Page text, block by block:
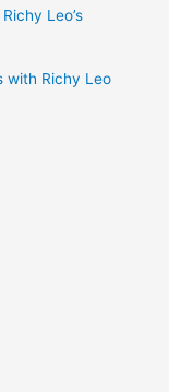
Leo’s
with Richy Leo